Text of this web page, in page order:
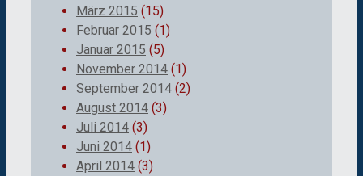
März 2015 (15)
Februar 2015 (1)
Januar 2015 (5)
November 2014 (1)
September 2014 (2)
August 2014 (3)
Juli 2014 (3)
Juni 2014 (1)
April 2014 (3)